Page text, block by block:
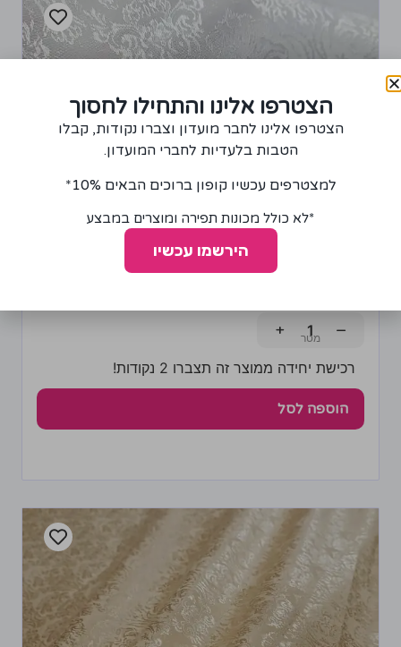
בד למפה בצבע לבן
−
+
רכישת יחידה ממוצר זה תצברו 2 נקודות!
הוספה לסל
הצטרפו אלינו והתחילו לחסוך
הצטרפו אלינו לחבר מועדון וצברו נקודות, קבלו
הטבות בלעדיות לחברי המועדון.
למצטרפים עכשיו קופון ברוכים הבאים 10%*
*לא כולל מכונות תפירה ומוצרים במבצע
הירשמו עכשיו